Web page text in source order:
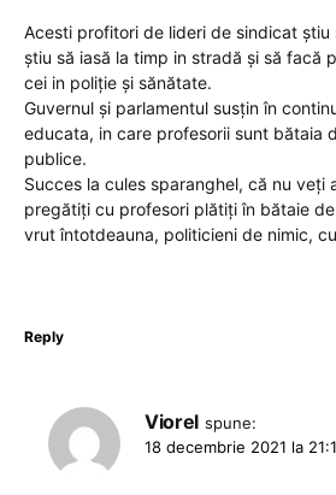
Acesti profitori de lideri de sindicat știu
știu să iasă la timp in stradă și să facă
cei in poliție și sănătate.
Guvernul și parlamentul susțin în
educata, in care profesorii sunt bătaia
publice.
Succes la cules sparanghel, că nu veți
pregătiți cu profesori plătiți în bătaie
vrut întotdeauna, politicieni de nimic,
Reply
Viorel spune:
18 decembrie 2021 la